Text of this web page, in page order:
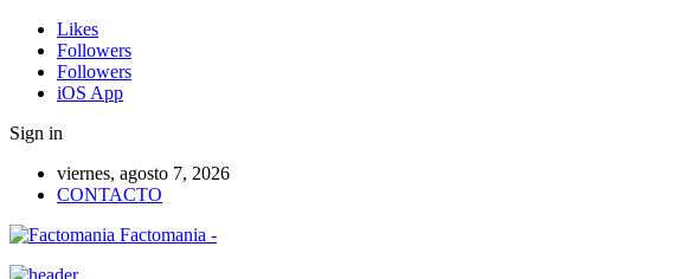
Likes
Followers
Followers
iOS App
Sign in
viernes, agosto 7, 2026
CONTACTO
Factomania -